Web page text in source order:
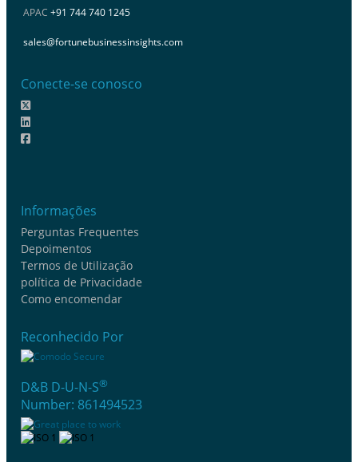
APAC +91 744 740 1245
sales@fortunebusinessinsights.com
Conecte-se conosco
Informações
Perguntas Frequentes
Depoimentos
Termos de Utilização
política de Privacidade
Como encomendar
Reconhecido Por
D&B D-U-N-S®
Number: 861494523